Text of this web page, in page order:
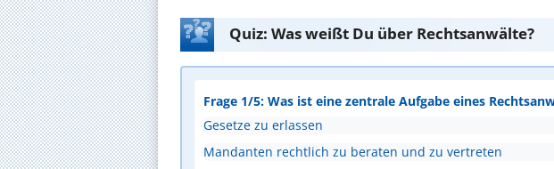
Quiz: Was weißt Du über Rechtsanwälte?
Frage 1/5: Was ist eine zentrale Aufgabe eines
Gesetze zu erlassen
Mandanten rechtlich zu beraten und zu vertreten